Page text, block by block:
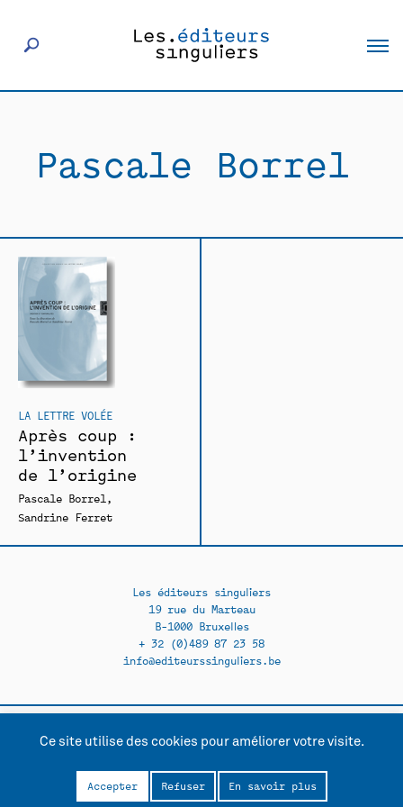
Éditeurs
Actualités
Rencontres
Pascale Borrel
LA LETTRE VOLÉE
Après coup :
l’invention
de l’origine
Pascale Borrel
Sandrine Ferret
Les éditeurs singuliers
19 rue du Marteau
B-1000 Bruxelles
+ 32 (0)489 87 23 58
info@editeurssinguliers.be
Facebook →
Instagram →
Contact
Politique de confidentialité
Ce site utilise des cookies pour améliorer votre visite.
Accepter Refuser En savoir plus